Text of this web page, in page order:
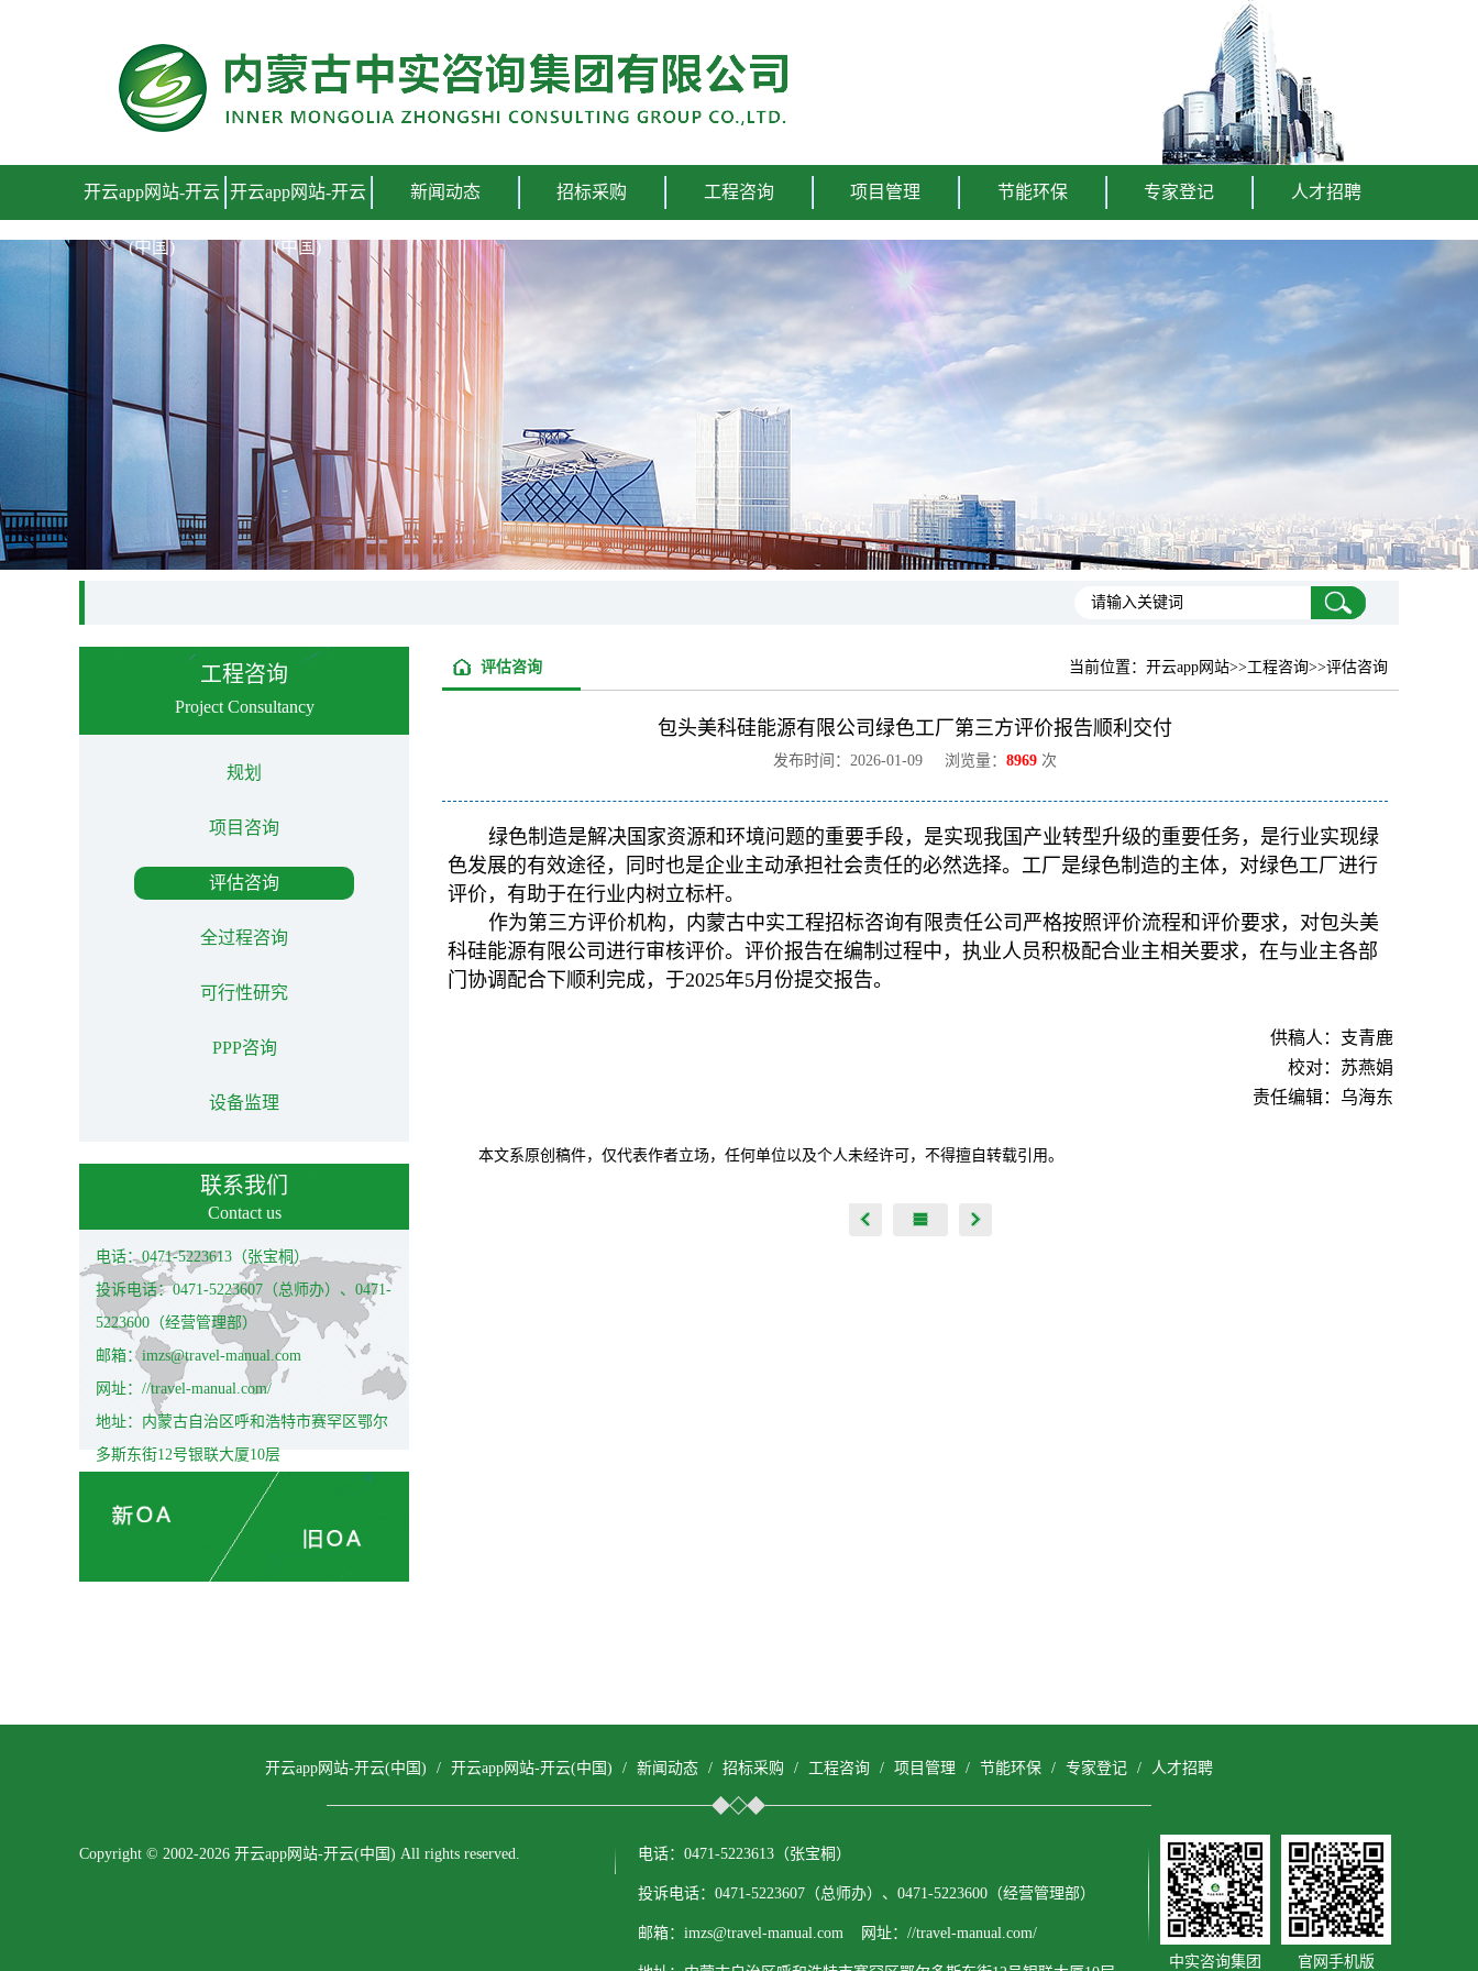
开云app网站-开云
(中国)
开云app网站-开云
(中国)
新闻动态 招标采购 工程咨询 项目管理 节能环保 专家登记 人才招聘
工程咨询
Project Consultancy
规划
项目咨询
评估咨询
全过程咨询
可行性研究
PPP咨询
设备监理
联系我们
Contact us
电话：0471-5223613（张宝桐）
投诉电话：0471-5223607（总师办）、0471-
5223600（经营管理部）
邮箱：imzs@travel-manual.com
网址：//travel-manual.com/
地址：内蒙古自治区呼和浩特市赛罕区鄂尔
多斯东街12号银联大厦10层
当前位置： 开云app网站>>工程咨询>>评估咨询
评估咨询
包头美科硅能源有限公司绿色工厂第三方评价报告顺利交付
发布时间：2026-01-09 浏览量： 8969 次
绿色制造是解决国家资源和环境问题的重要手段，是实现我国产业转型升级的重要任务，是行业实现绿
色发展的有效途径，同时也是企业主动承担社会责任的必然选择。工厂是绿色制造的主体，对绿色工厂进行
评价，有助于在行业内树立标杆。
作为第三方评价机构，内蒙古中实工程招标咨询有限责任公司严格按照评价流程和评价要求，对包头美
科硅能源有限公司进行审核评价。评价报告在编制过程中，执业人员积极配合业主相关要求，在与业主各部
门协调配合下顺利完成，于2025年5月份提交报告。
供稿人：支青鹿
校对：苏燕娟
责任编辑：乌海东
本文系原创稿件，仅代表作者立场，任何单位以及个人未经许可，不得擅自转载引用。
开云app网站-开云(中国) / 开云app网站-开云(中国) / 新闻动态 / 招标采购 / 工程咨询 / 项目管理 / 节能环保 / 专家登记 / 人才招聘
Copyright © 2002-2026 开云app网站-开云(中国) All rights reserved. 电话：0471-5223613（张宝桐）
投诉电话：0471-5223607（总师办）、0471-5223600（经营管理部）
邮箱：imzs@travel-manual.com 网址：//travel-manual.com/
中实咨询集团 官网手机版